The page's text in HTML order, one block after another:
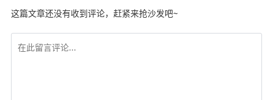
这篇文章还没有收到评论，赶紧来抢沙发吧~